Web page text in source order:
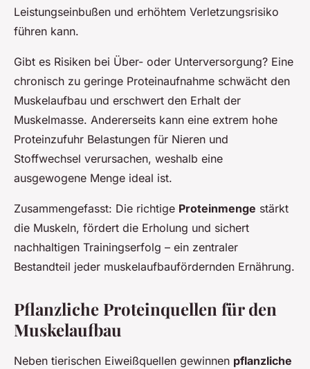
Leistungseinbußen und erhöhtem Verletzungsrisiko
führen kann.
Gibt es Risiken bei Über- oder Unterversorgung? Eine
chronisch zu geringe Proteinaufnahme schwächt den
Muskelaufbau und erschwert den Erhalt der
Muskelmasse. Andererseits kann eine extrem hohe
Proteinzufuhr Belastungen für Nieren und
Stoffwechsel verursachen, weshalb eine
ausgewogene Menge ideal ist.
Zusammengefasst: Die richtige Proteinmenge stärkt
die Muskeln, fördert die Erholung und sichert
nachhaltigen Trainingserfolg – ein zentraler
Bestandteil jeder muskelaufbaufördernden Ernährung.
Pflanzliche Proteinquellen für den
Muskelaufbau
Neben tierischen Eiweißquellen gewinnen pflanzliche